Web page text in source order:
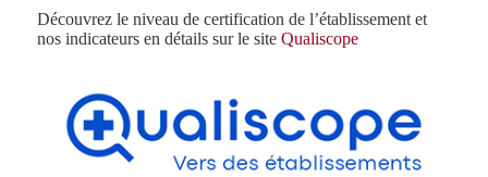
Découvrez le niveau de certification de l’établissement et
nos indicateurs en détails sur le site Qualiscope